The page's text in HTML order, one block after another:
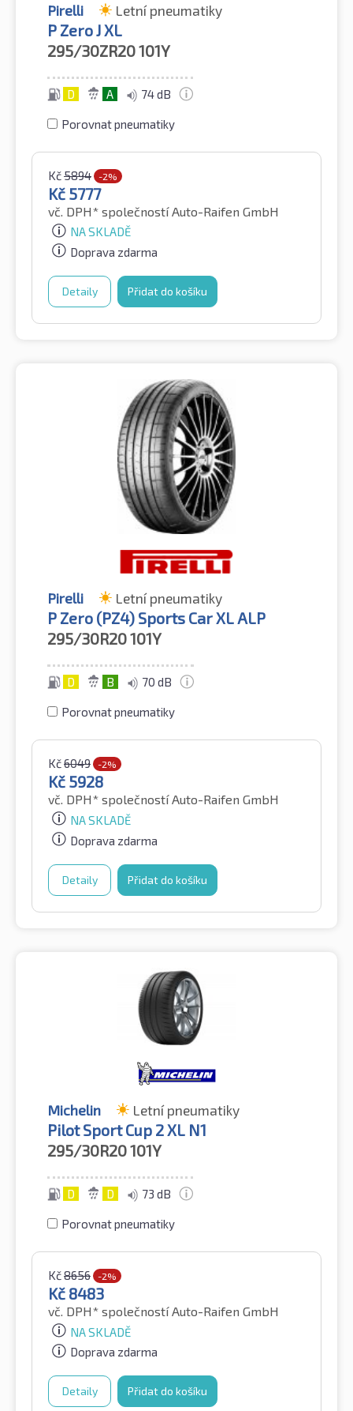
Pirelli Letní pneumatiky
P Zero J XL
295/30ZR20101Y
D A 74 dB
Porovnat pneumatiky
Kč5894 -2%
Kč 5777
vč. DPH* společností Auto-Raifen GmbH
NA SKLADĚ
Doprava zdarma
Detaily Přidat do košíku
Pirelli Letní pneumatiky
P Zero (PZ4) Sports Car XL ALP
295/30R20101Y
D B 70 dB
Porovnat pneumatiky
Kč6049 -2%
Kč 5928
vč. DPH* společností Auto-Raifen GmbH
NA SKLADĚ
Doprava zdarma
Detaily Přidat do košíku
Michelin Letní pneumatiky
Pilot Sport Cup 2 XL N1
295/30R20101Y
D D 73 dB
Porovnat pneumatiky
Kč8656 -2%
Kč 8483
vč. DPH* společností Auto-Raifen GmbH
NA SKLADĚ
Doprava zdarma
Detaily Přidat do košíku